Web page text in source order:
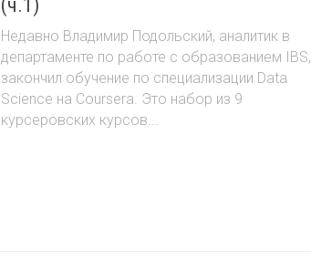
(ч.1)
Недавно Владимир Подольский, аналитик в
департаменте по работе с образованием IBS,
закончил обучение по специализации Data
Science на Coursera. Это набор из 9
курсеровских курсов...